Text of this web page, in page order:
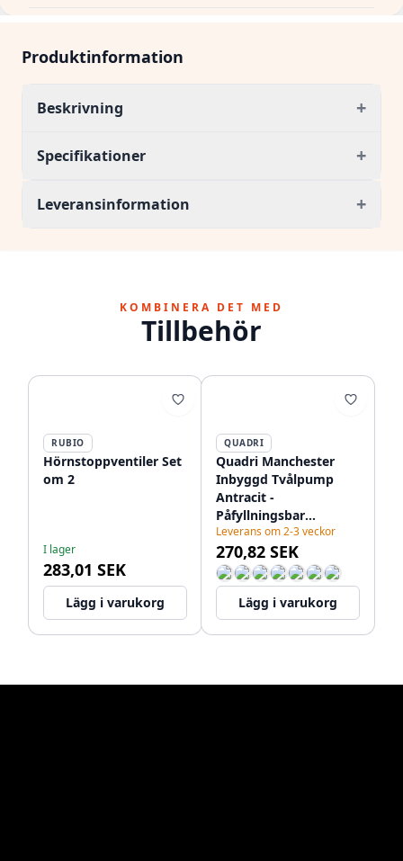
Produktinformation
Beskrivning +
Specifikationer +
Leveransinformation +
KOMBINERA DET MED
Tillbehör
RUBIO
Hörnstoppventiler Set
om 2
I lager
283,01 SEK
Lägg i varukorg
QUADRI
Quadri Manchester
Inbyggd Tvålpump
Antracit -
Påfyllningsbar
Uppifrån 1208967656
Leverans om 2-3 veckor
270,82 SEK
Lägg i varukorg